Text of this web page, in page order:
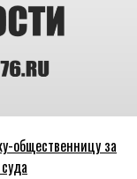
общественницу за